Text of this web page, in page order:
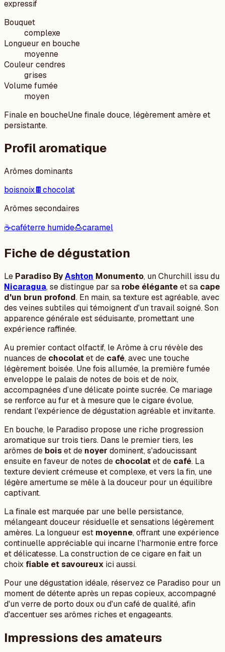
expressif
Bouquet
complexe
Longueur en bouche
moyenne
Couleur cendres
grises
Volume fumée
moyen
Finale en boucheUne finale douce, légèrement amère et
persistante.
Profil aromatique
Arômes dominants
boisnoix🍫chocolat
Arômes secondaires
☕caféterre humide🍮caramel
Fiche de dégustation
Le Paradiso ByAshton Monumento, un Churchill issu du
Nicaragua, se distingue par sa robe éléganteet sa cape
d'un brun profond. En main, sa texture est agréable, avec
des veines subtiles qui témoignent d'un travail soigné. Son
apparence générale est séduisante, promettant une
expérience raffinée.
Au premier contact olfactif, le Arôme à cru révèle des
nuances de chocolatet de café, avec une touche
légèrement boisée. Une fois allumée, la première fumée
enveloppe le palais de notes de bois et de noix,
accompagnées d’une délicate pointe sucrée. Ce mariage
se renforce au fur et à mesure que le cigare évolue,
rendant l'expérience de dégustation agréable et invitante.
En bouche, le Paradiso propose une riche progression
aromatique sur trois tiers. Dans le premier tiers, les
arômes de boiset de noyer dominent, s'adoucissant
ensuite en faveur de notes de chocolatet de café. La
texture devient crémeuse et complexe, et vers la fin, une
légère amertume se mêle à la douceur pour un équilibre
captivant.
La finale est marquée par une belle persistance,
mélangeant douceur résiduelle et sensations légèrement
amères. La longueur est moyenne, offrant une expérience
continuelle appréciable qui incarne l'harmonie entre force
et délicatesse. La construction de ce cigare en fait un
choix fiable et savoureux ici aussi.
Pour une dégustation idéale, réservez ce Paradiso pour un
moment de détente après un repas copieux, accompagné
d'un verre de porto doux ou d'un café de qualité, afin
d'accentuer ses arômes riches et engageants.
Impressions des amateurs